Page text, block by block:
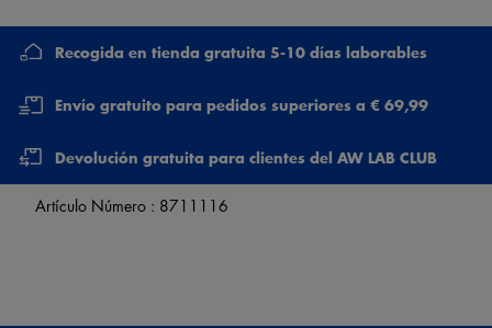
Recogida en tienda gratuita 5-10 días laborables
Envío gratuito para pedidos superiores a € 69,99
Devolución gratuita para clientes del AW LAB CLUB
Artículo Número : 8711116